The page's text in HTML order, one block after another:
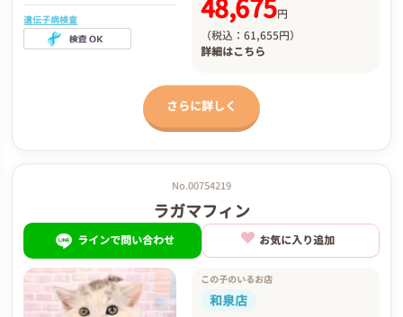
遺伝子病検査 48,675円
（税込：61,655円）
詳細はこちら
さらに詳しく
No.00754219
ラガマフィン
ラインで問い合わせ お気に入り追加
この子のいるお店
和泉店